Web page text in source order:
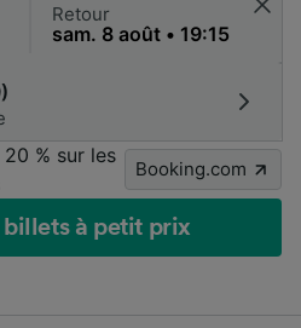
Retour
% sur les
Booking.com
billets à petit prix